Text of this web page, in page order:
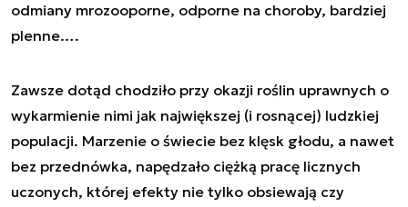
odmiany mrozooporne, odporne na choroby, bardziej
plenne….
Zawsze dotąd chodziło przy okazji roślin uprawnych o
wykarmienie nimi jak największej (i rosnącej) ludzkiej
populacji. Marzenie o świecie bez klęsk głodu, a nawet
bez przednówka, napędzało ciężką pracę licznych
uczonych, której efekty nie tylko obsiewają czy